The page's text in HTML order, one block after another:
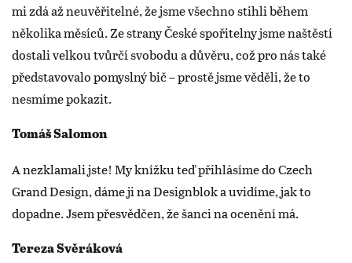
mi zdá až neuvěřitelné, že jsme všechno stihli během
několika měsíců. Ze strany České spořitelny jsme naštěstí
dostali velkou tvůrčí svobodu a důvěru, což pro nás také
představovalo pomyslný bič – prostě jsme věděli, že to
nesmíme pokazit.
Tomáš Salomon
A nezklamali jste! My knížku teď přihlásíme do Czech
Grand Design, dáme ji na Designblok a uvidíme, jak to
dopadne. Jsem přesvědčen, že šanci na ocenění má.
Tereza Svěráková